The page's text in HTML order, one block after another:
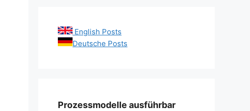
English Posts
Deutsche Posts
Prozessmodelle ausführbar